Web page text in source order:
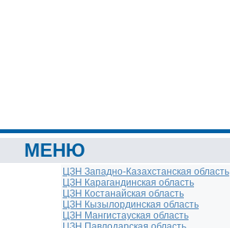
МЕНЮ
ЦЗН Западно-Казахстанская область
ЦЗН Карагандинская область
ЦЗН Костанайская область
ЦЗН Кызылординская область
ЦЗН Мангистауская область